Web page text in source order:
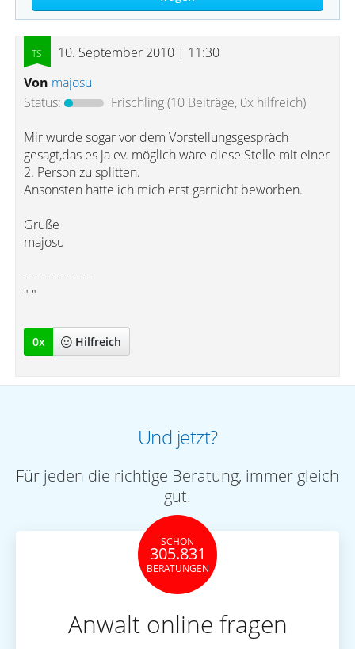
10. September 2010 | 11:30
Von majosu
Status:
Frischling(10 Beiträge, 0x hilfreich)
Mir wurde sogar vor dem Vorstellungsgespräch
gesagt,das es ja ev. möglich wäre diese Stelle mit einer
2. Person zu splitten.
Ansonsten hätte ich mich erst garnicht beworben.
Grüße
majosu
-----------------
" "
0x Hilfreich
Und jetzt?
Für jeden die richtige Beratung, immer gleich
gut.
SCHON
305.831
BERATUNGEN
Anwalt online fragen